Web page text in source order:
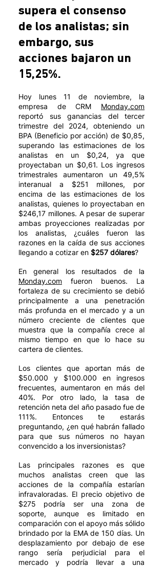
supera el consenso
de los analistas; sin
embargo, sus
acciones bajaron un
15,25%.
Hoy lunes 11 de noviembre, la
empresa de CRM Monday.com
reportó sus ganancias del tercer
trimestre del 2024, obteniendo un
BPA (Beneficio por acción) de $0,85,
superando las estimaciones de los
analistas en un $0,24, ya que
proyectaban un $0,61. Los ingresos
trimestrales aumentaron un 49,5%
interanual a $251 millones, por
encima de las estimaciones de los
analistas, quienes lo proyectaban en
$246,17 millones. A pesar de superar
ambas proyecciones realizadas por
los analistas, ¿cuáles fueron las
razones en la caída de sus acciones
llegando a cotizar en $257 dólares?
Monday.com fueron buenos. La
fortaleza de su crecimiento se debió
principalmente a una penetración
más profunda en el mercado y a un
número creciente de clientes que
muestra que la compañía crece al
mismo tiempo en que lo hace su
cartera de clientes.
Los clientes que aportan más de
$50.000 y $100.000 en ingresos
frecuentes, aumentaron en más del
40%. Por otro lado, la tasa de
retención neta del año pasado fue de
111%. Entonces te estarás
preguntando, ¿en qué habrán fallado
para que sus números no hayan
convencido a los inversionistas?
Las principales razones es que
muchos analistas creen que las
acciones de la compañía estarían
infravaloradas. El precio objetivo de
$275 podría ser una zona de
soporte, aunque es limitado en
comparación con el apoyo más sólido
brindado por la EMA de 150 días. Un
desplazamiento por debajo de ese
rango sería perjudicial para el
mercado y podría llevar a una